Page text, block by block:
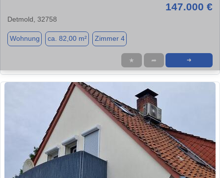
147.000 €
Detmold, 32758
Wohnung ca. 82,00 m² Zimmer 4
★ ➦ ➜